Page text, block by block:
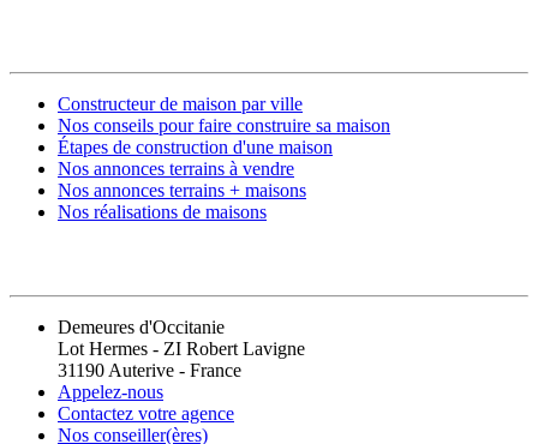
Constructeur de maison par ville
Nos conseils pour faire construire sa maison
Étapes de construction d'une maison
Nos annonces terrains à vendre
Nos annonces terrains + maisons
Nos réalisations de maisons
Demeures d'Occitanie
Lot Hermes - ZI Robert Lavigne
31190 Auterive - France
Appelez-nous
Contactez votre agence
Nos conseiller(ères)